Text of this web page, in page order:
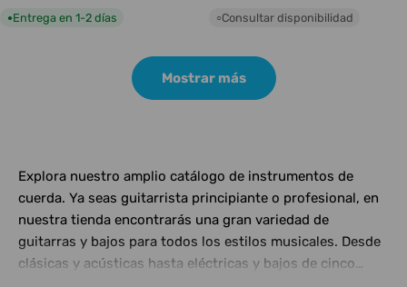
habitual
●Entrega en 1-2 días
habitual
○Consultar disponibilidad
Mostrar más
Explora nuestro amplio catálogo de instrumentos de
cuerda. Ya seas guitarrista principiante o profesional, en
nuestra tienda encontrarás una gran variedad de
guitarras y bajos para todos los estilos musicales. Desde
clásicas y acústicas hasta eléctricas y bajos de cinco